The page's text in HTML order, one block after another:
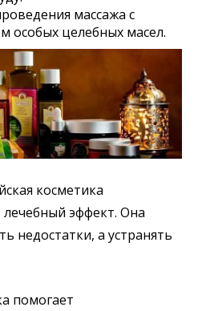
массажа с
особых целебных масел.
косметика
эффект. Она
недостатки, а устранять
помогает